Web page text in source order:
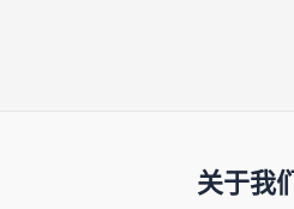
关于我们